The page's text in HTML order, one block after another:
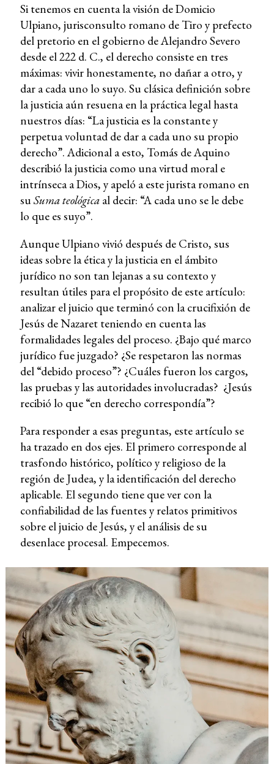
Si tenemos en cuenta la visión de Domicio
Ulpiano, jurisconsulto romano de Tiro y prefecto
del pretorio en el gobierno de Alejandro Severo
desde el 222 d. C., el derecho consiste en tres
máximas: vivir honestamente, no dañar a otro, y
dar a cada uno lo suyo. Su clásica definición sobre
la justicia aún resuena en la práctica legal hasta
nuestros días: “La justicia es la constante y
perpetua voluntad de dar a cada uno su propio
derecho”. Adicional a esto, Tomás de Aquino
describió la justicia como una virtud moral e
intrínseca a Dios, y apeló a este jurista romano en
suSuma teológicaal decir: “A cada uno se le debe
lo que es suyo”.
Aunque Ulpiano vivió después de Cristo, sus
ideas sobre la ética y la justicia en el ámbito
jurídico no son tan lejanas a su contexto y
resultan útiles para el propósito de este artículo:
analizar el juicio que terminó con la crucifixión de
Jesús de Nazaret teniendo en cuenta las
formalidades legales del proceso. ¿Bajo qué marco
jurídico fue juzgado? ¿Se respetaron las normas
del “debido proceso”? ¿Cuáles fueron los cargos,
las pruebas y las autoridades involucradas? ¿Jesús
recibió lo que “en derecho correspondía”?
Para responder a esas preguntas, este artículo se
ha trazado en dos ejes. El primero corresponde al
trasfondo histórico, político y religioso de la
región de Judea, y la identificación del derecho
aplicable. El segundo tiene que ver con la
confiabilidad de las fuentes y relatos primitivos
sobre el juicio de Jesús, y el análisis de su
desenlace procesal. Empecemos.